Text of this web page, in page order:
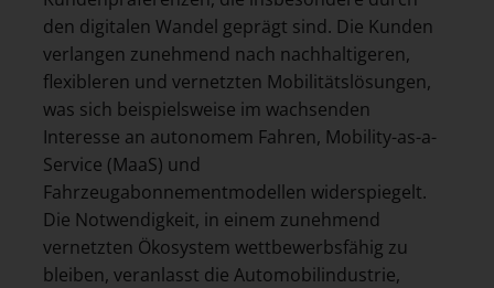
den digitalen Wandel geprägt sind. Die Kunden
verlangen zunehmend nach nachhaltigeren,
flexibleren und vernetzten Mobilitätslösungen,
was sich beispielsweise im wachsenden
Interesse an autonomem Fahren, Mobility-as-a-
Service (MaaS) und
Fahrzeugabonnementmodellen widerspiegelt.
Die Notwendigkeit, in einem zunehmend
vernetzten Ökosystem wettbewerbsfähig zu
bleiben, veranlasst die Automobilindustrie,